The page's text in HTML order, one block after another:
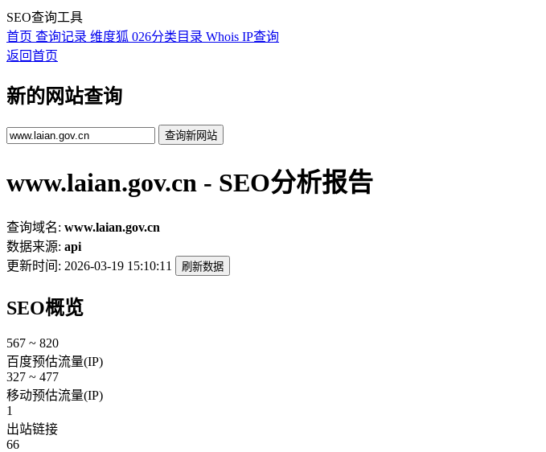
SEO查询工具
首页 查询记录 维度狐 026分类目录 Whois IP查询
返回首页
新的网站查询
查询新网站
www.laian.gov.cn - SEO分析报告
查询域名: www.laian.gov.cn
数据来源: api
更新时间: 2026-03-19 15:10:11 刷新数据
SEO概览
567 ~ 820
百度预估流量(IP)
327 ~ 477
移动预估流量(IP)
1
出站链接
66